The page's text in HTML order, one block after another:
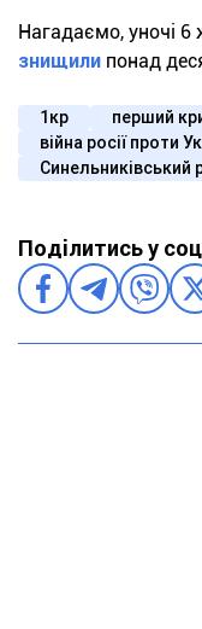
Нагадаємо, уночі
знищили понад
1кр
перший
війна росії проти
Синельниківський
Поділитись у